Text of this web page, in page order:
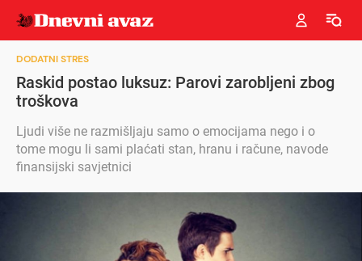
DODATNI STRES
Raskid postao luksuz: Parovi zarobljeni zbog
troškova
Ljudi više ne razmišljaju samo o emocijama nego i o
tome mogu li sami plaćati stan, hranu i račune, navode
finansijski savjetnici